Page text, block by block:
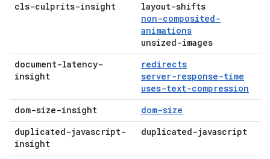
cls-culprits-insight
layout-shifts
non-composited-
animations
unsized-images
document-latency-
insight
redirects
server-response-time
uses-text-compression
dom-size-insight
dom-size
duplicated-javascript-
insight
duplicated-javascript